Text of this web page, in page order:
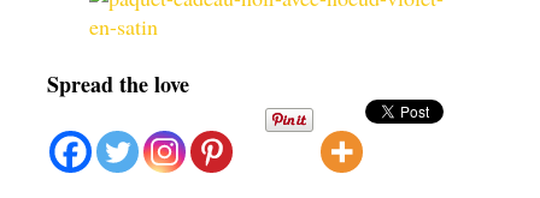
Spread the love